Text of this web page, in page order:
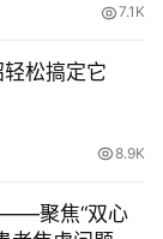
万房颤患者。
房颤患者发…
7.1K
松搞定它
8.9K
——聚焦“双心